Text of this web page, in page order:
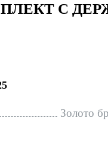
С
Золото